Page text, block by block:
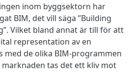
inom byggsektorn har
BIM, det vill säga ”Building
Vilket bland annat är till för att
representation av en
med de olika BIM-programmen
tas det ett kliv mot